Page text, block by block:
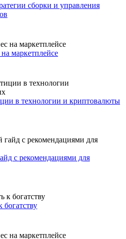
сборки и управления
маркетплейсе
в технологии и криптовалюты
с рекомендациями для